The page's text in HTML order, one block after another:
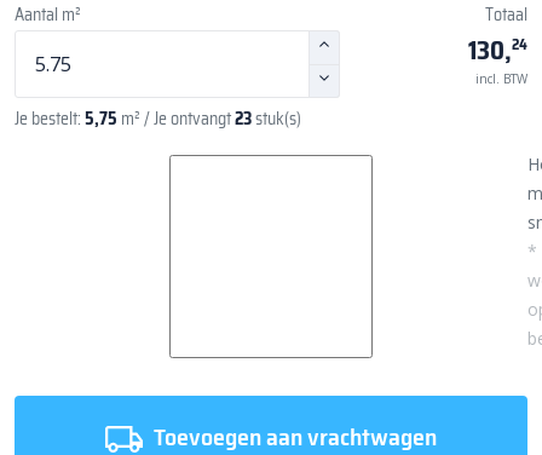
Aantal m²
Je bestelt:5,75 m²/ Je ontvangt23stuk(s)
Totaal
130,24
incl. BTW
*
Toevoegen aan vrachtwagen